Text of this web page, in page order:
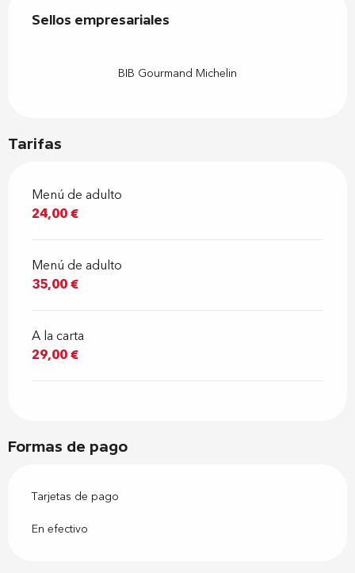
Sellos empresariales
Sellos empresariales
BIB Gourmand Michelin
Tarifas
Menú de adulto
24,00 €
Menú de adulto
35,00 €
A la carta
29,00 €
Formas de pago
Tarjetas de pago
En efectivo